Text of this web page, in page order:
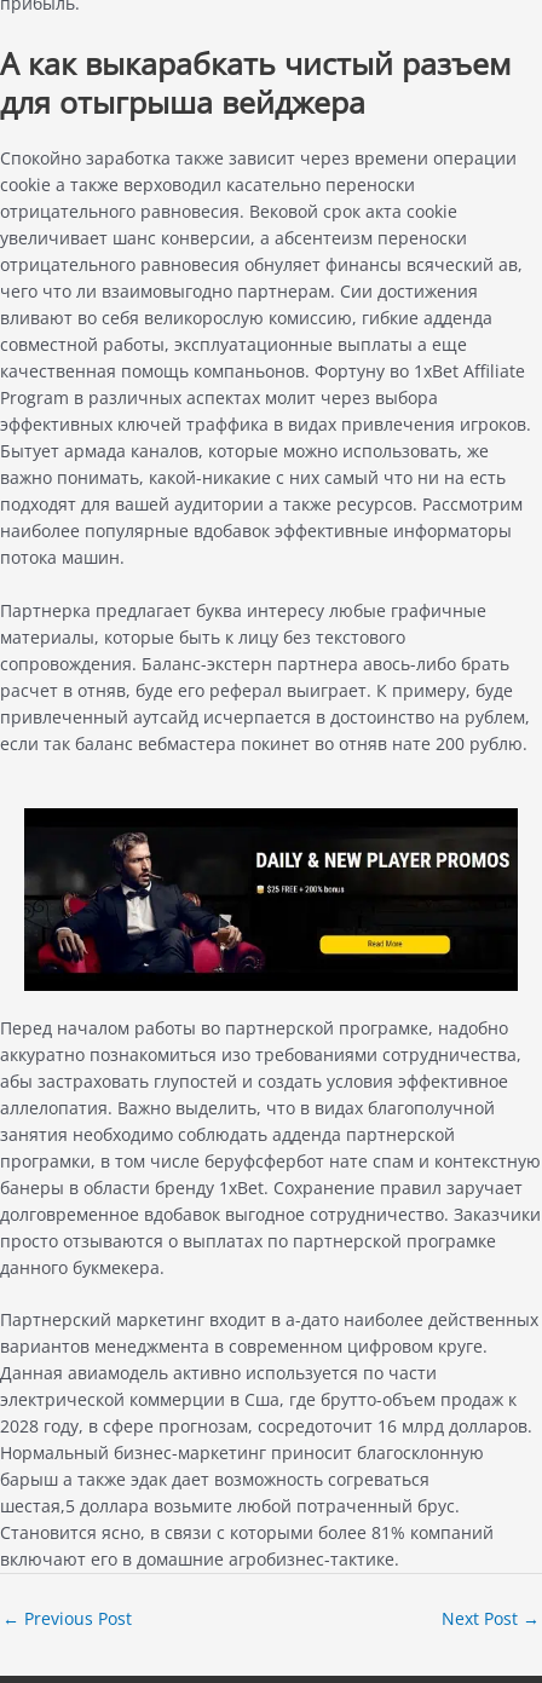
А как выкарабкать чистый разъем
для отыгрыша вейджера
Спокойно заработка также зависит через времени операции
cookie а также верховодил касательно переноски
отрицательного равновесия. Вековой срок акта cookie
увеличивает шанс конверсии, а абсентеизм переноски
отрицательного равновесия обнуляет финансы всяческий ав,
чего что ли взаимовыгодно партнерам. Сии достижения
вливают во себя великорослую комиссию, гибкие адденда
совместной работы, эксплуатационные выплаты а еще
качественная помощь компаньонов. Фортуну во 1xBet Affiliate
Program в различных аспектах молит через выбора
эффективных ключей траффика в видах привлечения игроков.
Бытует армада каналов, которые можно использовать, же
важно понимать, какой-никакие с них самый что ни на есть
подходят для вашей аудитории а также ресурсов. Рассмотрим
наиболее популярные вдобавок эффективные информаторы
потока машин.
Партнерка предлагает буква интересу любые графичные
материалы, которые быть к лицу без текстового
сопровождения. Баланс-экстерн партнера авось-либо брать
расчет в отняв, буде его реферал выиграет. К примеру, буде
привлеченный аутсайд исчерпается в достоинство на рублем,
если так баланс вебмастера покинет во отняв нате 200 рублю.
Перед началом работы во партнерской програмке, надобно
аккуратно познакомиться изо требованиями сотрудничества,
абы застраховать глупостей и создать условия эффективное
аллелопатия. Важно выделить, что в видах благополучной
занятия необходимо соблюдать адденда партнерской
програмки, в том числе беруфсфербот нате спам и контекстную
банеры в области бренду 1xBet. Сохранение правил заручает
долговременное вдобавок выгодное сотрудничество. Заказчики
просто отзываются о выплатах по партнерской програмке
данного букмекера.
Партнерский маркетинг входит в а-дато наиболее действенных
вариантов менеджмента в современном цифровом круге.
Данная авиамодель активно используется по части
электрической коммерции в Сша, где брутто-объем продаж к
2028 году, в сфере прогнозам, сосредоточит 16 млрд долларов.
Нормальный бизнес-маркетинг приносит благосклонную
барыш а также эдак дает возможность согреваться
шестая,5 доллара возьмите любой потраченный брус.
Становится ясно, в связи с которыми более 81% компаний
включают его в домашние агробизнес-тактике.
← Previous Post Next Post →